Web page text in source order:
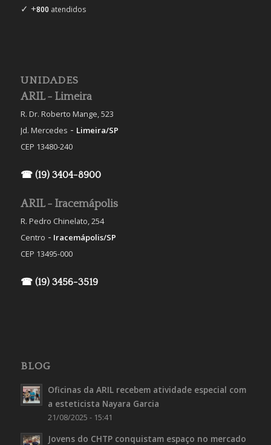
✓ +800 atendidos
UNIDADES
ARIL - Limeira
R. Dr. Roberto Mange, 523
Jd. Mercedes - Limeira/SP
CEP 13480-240
☎ (19) 3404-8900
ARIL - Iracemápolis
R. Pedro Chinelato, 254
Centro - Iracemápolis/SP
CEP 13495-000
☎ (19) 3456-3519
BLOG
Oficinas da ARIL recebem atividade especial com
a esteticista Nayara Garcia
21/08/2025 - 15:41
Jovens do CHTP conquistam espaço no mercado